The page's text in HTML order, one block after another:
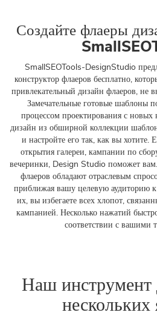
Создайте флаеры
SmallSEOTools-DesignStudio
конструктор флаеров бесплатно,
привлекательный дизайн флаеров, не
Замечательные готовые шаблоны
процессом проектирования с
дизайн из обширной коллекции
и настройте его так, как вы
открытия галереи, кампании по
вечеринки, Design Studio поможет
флаеров обладают отраслевым
приближая вашу целевую аудиторию
их, вы избегаете всех хлопот,
кампанией. Несколько нажатий
соответствии с вашими
Наш инструмент
нескольких